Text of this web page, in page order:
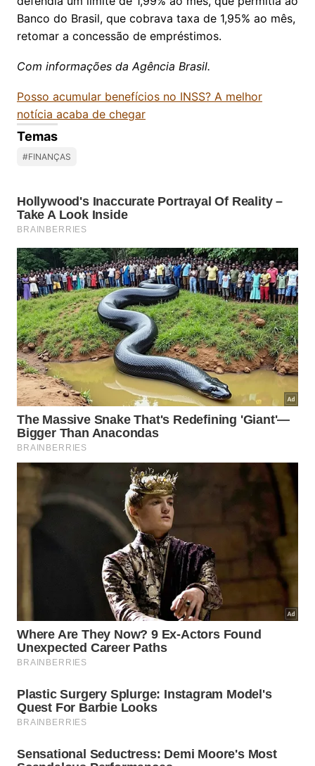
Banco do Brasil, que cobrava taxa de 1,95% ao mês,
retomar a concessão de empréstimos.
Com informações da Agência Brasil.
Posso acumular benefícios no INSS? A melhor
notícia acaba de chegar
Temas
#FINANÇAS